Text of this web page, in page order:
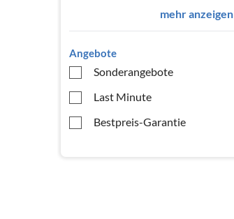
mehr anzeigen
Angebote
Sonderangebote
Last Minute
Bestpreis-Garantie